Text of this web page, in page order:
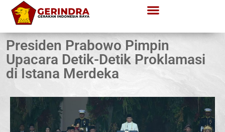
Presiden Prabowo Pimpin
Upacara Detik-Detik Proklamasi
di Istana Merdeka